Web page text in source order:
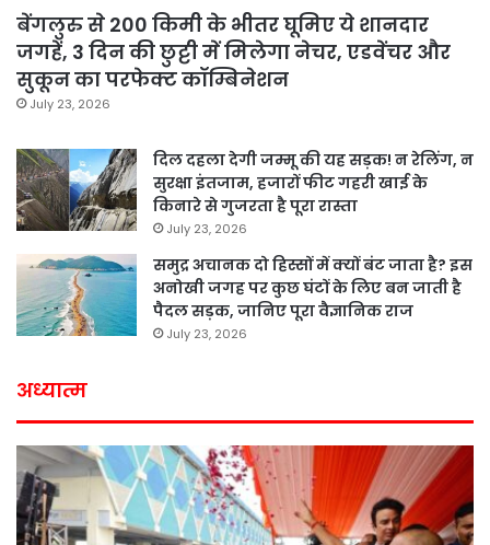
बेंगलुरु से 200 किमी के भीतर घूमिए ये शानदार
जगहें, 3 दिन की छुट्टी में मिलेगा नेचर, एडवेंचर और
सुकून का परफेक्ट कॉम्बिनेशन
July 23, 2026
दिल दहला देगी जम्मू की यह सड़क! न रेलिंग, न
सुरक्षा इंतजाम, हजारों फीट गहरी खाई के
किनारे से गुजरता है पूरा रास्ता
July 23, 2026
समुद्र अचानक दो हिस्सों में क्यों बंट जाता है? इस
अनोखी जगह पर कुछ घंटों के लिए बन जाती है
पैदल सड़क, जानिए पूरा वैज्ञानिक राज
July 23, 2026
अध्यात्म